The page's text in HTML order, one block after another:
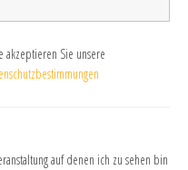
akzeptieren Sie unsere
auf denen ich zu sehen bin